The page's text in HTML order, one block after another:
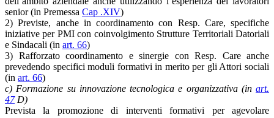
senior (in Premessa Cap .XIV)
2) Previste, anche in coordinamento con Resp. Care, specifiche
iniziative per PMI con coinvolgimento Strutture Territoriali Datoriali
e Sindacali (in art. 66)
3) Rafforzato coordinamento e sinergie con Resp. Care anche
prevedendo specifici moduli formativi in merito per gli Attori sociali
(in art. 66)
c) Formazione su innovazione tecnologica e organizzativa (in art.
47D)
Prevista la promozione di interventi formativi per agevolare